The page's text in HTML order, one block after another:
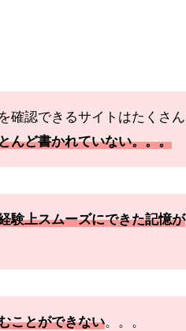
確認できるサイトはたくさん
んど書かれていない。。。
験上スムーズにできた記憶が
ことができない。。。